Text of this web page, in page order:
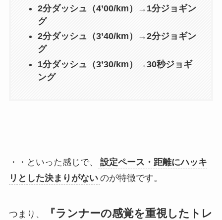
2分ダッシュ（4’00/km）→1分ジョギン
グ
2分ダッシュ（3’40/km）→2分ジョギン
グ
1分ダッシュ（3’30/km）→30秒ジョギ
ング
・・といった感じで、
設定ペース・距離にハッキ
リとした決まりがない のが特徴です。
つまり、
『ランナーの感覚を重視したトレ